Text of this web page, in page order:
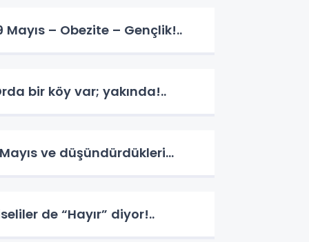
Mayıs – Obezite – Gençlik!..
bir köy var; yakında!..
Mayıs ve düşündürdükleri…
de “Hayır” diyor!..